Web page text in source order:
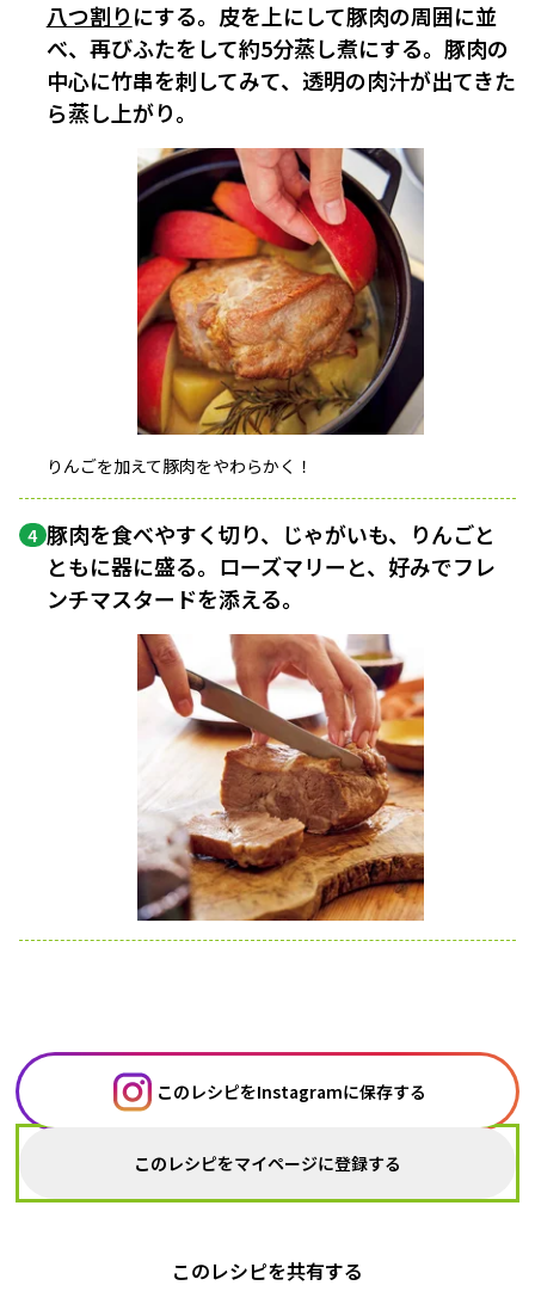
八つ割りにする。皮を上にして豚肉の周囲に並
べ、再びふたをして約5分蒸し煮にする。豚肉の
中心に竹串を刺してみて、透明の肉汁が出てきた
ら蒸し上がり。
りんごを加えて豚肉をやわらかく！
4 豚肉を食べやすく切り、じゃがいも、りんごと
ともに器に盛る。ローズマリーと、好みでフレ
ンチマスタードを添える。
このレシピをInstagramに保存する
このレシピをマイページに登録する
このレシピを共有する